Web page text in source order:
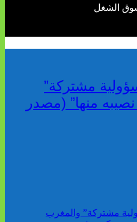
الشغل
مشتركة”
منها” (مصدر